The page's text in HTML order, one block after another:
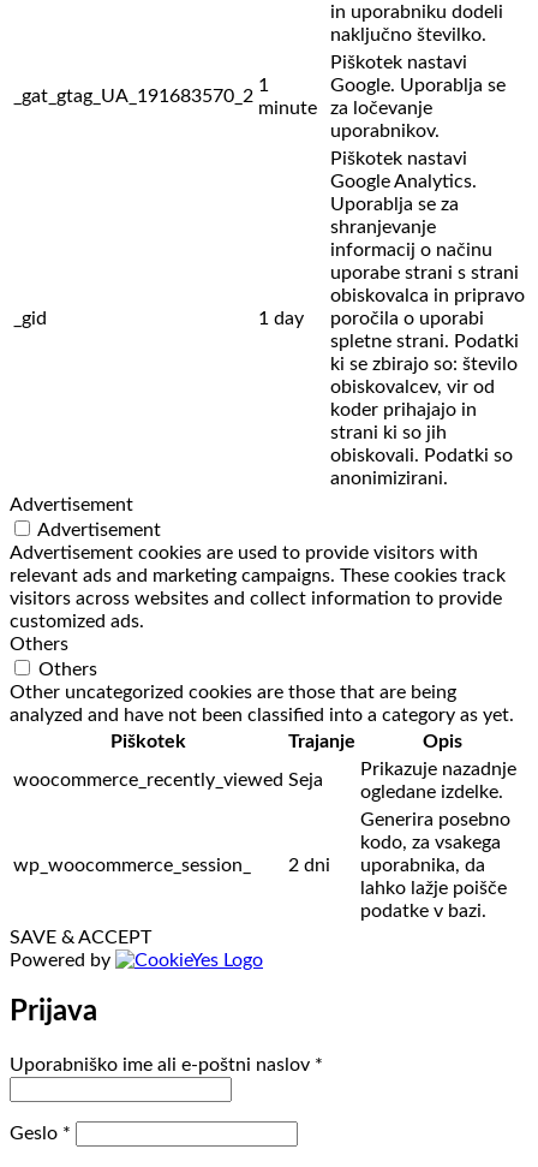
in uporabniku dodeli
naključno številko.
_gat_gtag_UA_191683570_2
1
minute
Piškotek nastavi
Google. Uporablja se
za ločevanje
uporabnikov.
_gid 1 day
Piškotek nastavi
Google Analytics.
Uporablja se za
shranjevanje
informacij o načinu
uporabe strani s strani
obiskovalca in pripravo
poročila o uporabi
spletne strani. Podatki
ki se zbirajo so: število
obiskovalcev, vir od
koder prihajajo in
strani ki so jih
obiskovali. Podatki so
anonimizirani.
Advertisement
Advertisement
Advertisement cookies are used to provide visitors with
relevant ads and marketing campaigns. These cookies track
visitors across websites and collect information to provide
customized ads.
Others
Others
Other uncategorized cookies are those that are being
analyzed and have not been classified into a category as yet.
Piškotek
Trajanje
Opis
woocommerce_recently_viewed Seja
Prikazuje nazadnje
ogledane izdelke.
wp_woocommerce_session_ 2 dni
Generira posebno
kodo, za vsakega
uporabnika, da
lahko lažje poišče
podatke v bazi.
SAVE & ACCEPT
Powered by
Prijava
Uporabniško ime ali e-poštni naslov *
Geslo *